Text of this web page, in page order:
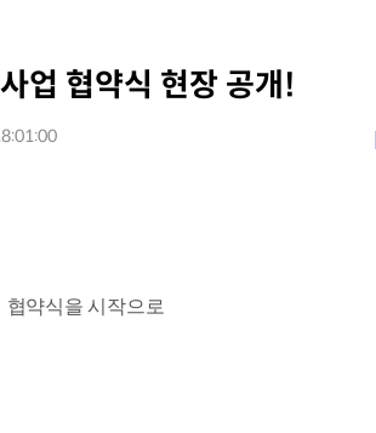
업 협약식 현장 공개!
약식을 시작으로